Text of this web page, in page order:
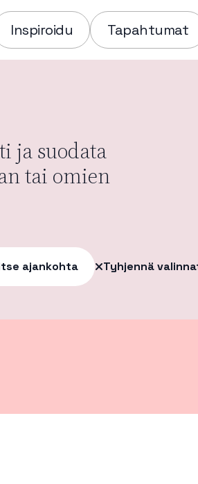
Inspiroidu Tapahtumat
ja suodata
tai omien
ajankohta Tyhjennä